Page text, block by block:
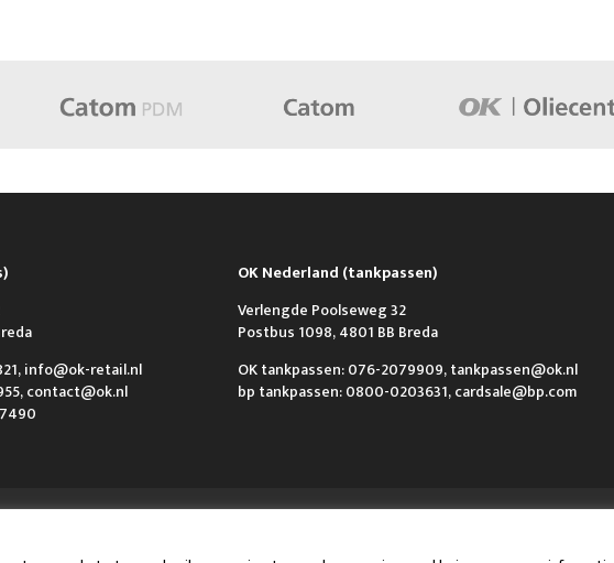
info@ok-retail.nl
contact@ok.nl
OK Nederland (tankpassen)
Verlengde Poolseweg 32
Postbus 1098, 4801 BB Breda
OK tankpassen: 076-2079909, tankpassen@ok.nl
bp tankpassen: 0800-0203631, cardsale@bp.com